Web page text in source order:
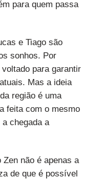
para quem passa
e Tiago são
sonhos. Por
para garantir
Mas a ideia
região é uma
feita com o mesmo
chegada a
não é apenas a
de que é possível